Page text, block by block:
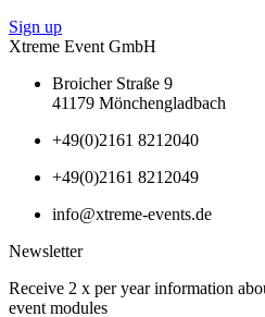
Sign up
Xtreme Event GmbH
Broicher Straße 9
41179 Mönchengladbach
+49(0)2161 8212040
+49(0)2161 8212049
info@xtreme-events.de
Newsletter
Receive 2 x per year information
event modules